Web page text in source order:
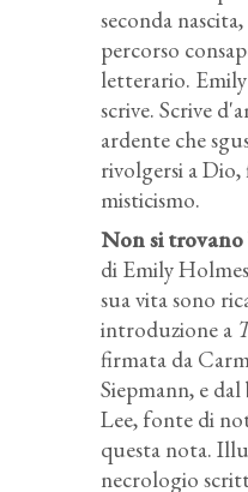
seconda
percorso
letterario. Emily
scrive. Scrive
ardente che
rivolgersi a
misticismo.
Non si
di Emily
sua vita sono
introduzione a
firmata da
Siepmann, e
Lee, fonte di
questa nota.
necrologio